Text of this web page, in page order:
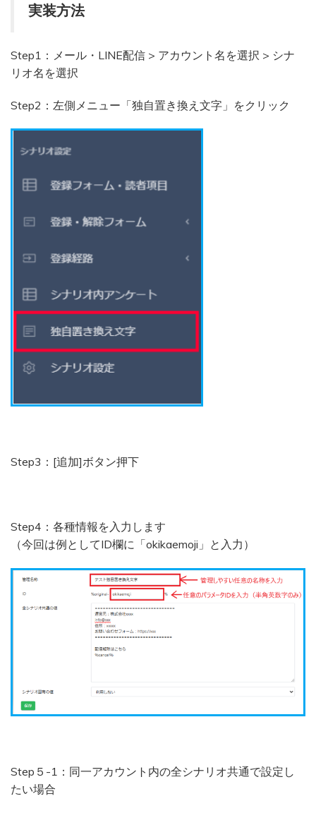
実装方法
Step1：メール・LINE配信 > アカウント名を選択 > シナ
リオ名を選択
Step2：左側メニュー「独自置き換え文字」をクリック
Step3：[追加]ボタン押下
Step4：各種情報を入力します
（今回は例としてID欄に「okikaemoji」と入力）
Step５-1：同一アカウント内の全シナリオ共通で設定し
たい場合